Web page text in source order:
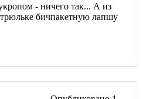
- ничего так... А из
бичпакетную лапшу